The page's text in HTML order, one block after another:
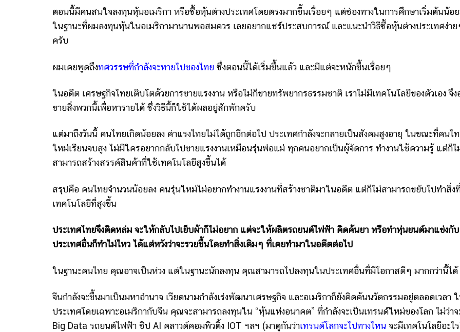
ตอนนี้มีคนสนใจลงทุนหุ้นอเมริกา หรือซื้อหุ้นต่างประเทศโดยตรงมากขึ้นเรื่อยๆ แต่ช่องทางในการศึกษาเริ่มต้นน้อ
ในฐานะที่ผมลงทุนหุ้นในอเมริกามานานพอสมควร เลยอยากแชร์ประสบการณ์ และแนะนำวิธีซื้อหุ้นต่างประเทศง่า
ครับ
ผมเคยพูดถึงทศวรรษที่กำลังจะหายไปของไทย ซึ่งตอนนี้ได้เริ่มขึ้นแล้ว และมีแต่จะหนักขึ้นเรื่อยๆ
ในอดีต เศรษฐกิจไทยเติบโตด้วยการขายแรงงาน หรือไม่ก็ขายทรัพยากรธรรมชาติ เราไม่มีเทคโนโลยีของตัวเอง จึง
ขายสิ่งพวกนี้เพื่อหารายได้ ซึ่งวิธีนี้ก็ใช้ได้ผลอยู่สักพักครับ
แต่มาถึงวันนี้ คนไทยเกิดน้อยลง ค่าแรงไทยไม่ได้ถูกอีกต่อไป ประเทศกำลังจะกลายเป็นสังคมสูงอายุ ในขณะที่คนไ
ใหม่เรียนจบสูง ไม่มีใครอยากกลับไปขายแรงงานเหมือนรุ่นพ่อแม่ ทุกคนอยากเป็นผู้จัดการ ทำงานใช้ความรู้ แต่ก็ไ
สามารถสร้างสรรค์สินค้าที่ใช้เทคโนโลยีสูงขึ้นได้
สรุปคือ คนไทยจำนวนน้อยลง คนรุ่นใหม่ไม่อยากทำงานแรงงานที่สร้างชาติมาในอดีต แต่ก็ไม่สามารถขยับไปทำสิ่ง
เทคโนโลยีที่สูงขึ้น
ประเทศไทยจึงติดหล่ม จะให้กลับไปเย็บผ้าก็ไม่อยาก แต่จะให้ผลิตรถยนต์ไฟฟ้า คิดค้นยา หรือทำหุ่นยนต์มาแข่งกับ
ประเทศอื่นก็ทำไม่ไหว ได้แต่หวังว่าจะรวยขึ้นโดยทำสิ่งเดิมๆ ที่เคยทำมาในอดีตต่อไป
ในฐานะคนไทย คุณอาจเป็นห่วง แต่ในฐานะนักลงทุน คุณสามารถไปลงทุนในประเทศอื่นที่มีโอกาสดีๆ มากกว่านี้ได้
จีนกำลังจะขึ้นมาเป็นมหาอำนาจ เวียดนามกำลังเร่งพัฒนาเศรษฐกิจ และอเมริกาก็ยังคิดค้นนวัตกรรมอยู่ตลอดเวลา
ประเทศโดยเฉพาะอเมริกากับจีน คุณจะสามารถลงทุนใน “หุ้นแห่งอนาคต” ที่กำลังจะเป็นเทรนด์ใหม่ของโลก ไม่ว่าจ
Big Data รถยนต์ไฟฟ้า ชิป AI คลาวด์คอมพิวติ้ง IOT ฯลฯ (มาดูกันว่าเทรนด์โลกจะไปทางไหน จะมีเทคโนโลยีอะไ